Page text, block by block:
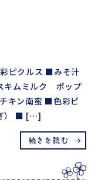
ピクルス ■みそ汁
ムミルク ポップ
キン南蛮 ■色彩ピ
） ■ […]
続きを読む